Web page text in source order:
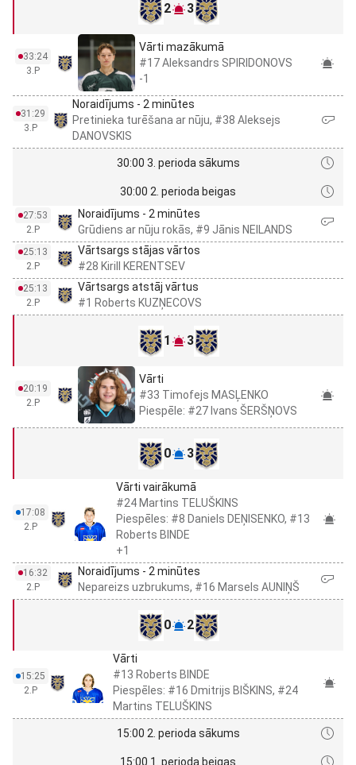
2 3
33:24
3.P
Vārti mazākumā
#17 Aleksandrs SPIRIDONOVS
-1
31:29
3.P
Noraidījums - 2 minūtes
Pretinieka turēšana ar nūju, #38 Aleksejs
DANOVSKIS
30:00 3. perioda sākums
30:00 2. perioda beigas
27:53
2.P
Noraidījums - 2 minūtes
Grūdiens ar nūju rokās, #9 Jānis NEILANDS
25:13
2.P
Vārtsargs stājas vārtos
#28 Kirill KERENTSEV
25:13
2.P
Vārtsargs atstāj vārtus
#1 Roberts KUZŅECOVS
1 3
20:19
2.P
Vārti
#33 Timofejs MASĻENKO
Piespēle: #27 Ivans ŠERŠŅOVS
0 3
17:08
2.P
Vārti vairākumā
#24 Martins TELUŠKINS
Piespēles: #8 Daniels DEŅISENKO, #13
Roberts BINDE
+1
16:32
2.P
Noraidījums - 2 minūtes
Nepareizs uzbrukums, #16 Marsels AUNIŅŠ
0 2
15:25
2.P
Vārti
#13 Roberts BINDE
Piespēles: #16 Dmitrijs BIŠKINS, #24
Martins TELUŠKINS
15:00 2. perioda sākums
15:00 1. perioda beigas